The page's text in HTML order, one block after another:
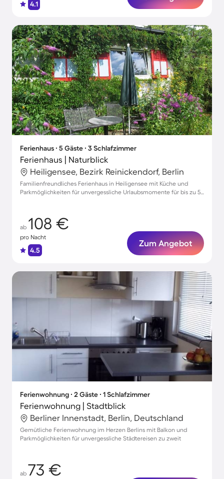
4.1
Ferienhaus ∙ 5 Gäste ∙ 3 Schlafzimmer
Ferienhaus | Naturblick
Heiligensee, Bezirk Reinickendorf, Berlin
Familienfreundliches Ferienhaus in Heiligensee mit Küche und
Parkmöglichkeiten für unvergessliche Urlaubsmomente für bis zu 5
ab 108 €
pro Nacht
4.5
Zum Angebot
Ferienwohnung ∙ 2 Gäste ∙ 1 Schlafzimmer
Ferienwohnung | Stadtblick
Berliner Innenstadt, Berlin, Deutschland
Gemütliche Ferienwohnung im Herzen Berlins mit Balkon und
Parkmöglichkeiten für unvergessliche Städtereisen zu zweit
ab 73 €